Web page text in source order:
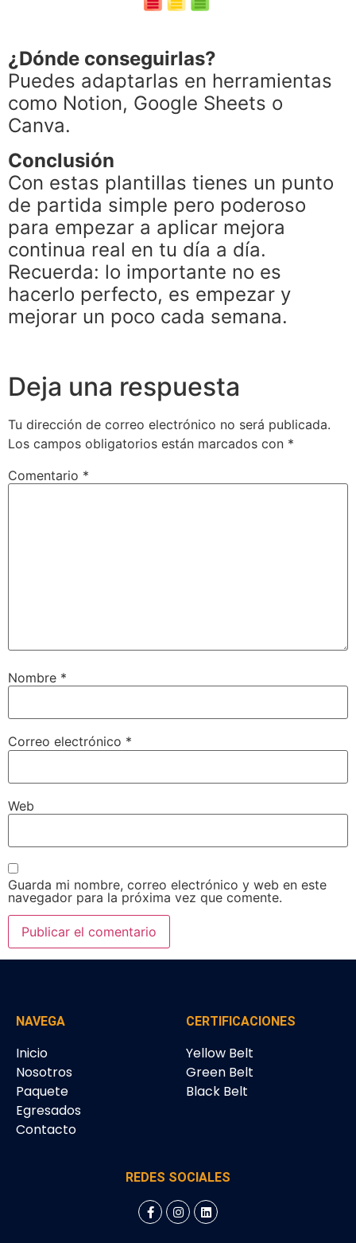
¿Dónde conseguirlas?
Puedes adaptarlas en herramientas
como Notion, Google Sheets o
Canva.
Conclusión
Con estas plantillas tienes un punto
de partida simple pero poderoso
para empezar a aplicar mejora
continua real en tu día a día.
Recuerda: lo importante no es
hacerlo perfecto, es empezar y
mejorar un poco cada semana.
Deja una respuesta
Tu dirección de correo electrónico no será publicada.
Los campos obligatorios están marcados con *
Comentario *
Nombre *
Correo electrónico *
Web
Guarda mi nombre, correo electrónico y web en este
navegador para la próxima vez que comente.
NAVEGA
Inicio
Nosotros
Paquete
Egresados
Contacto
CERTIFICACIONES
Yellow Belt
Green Belt
Black Belt
REDES SOCIALES